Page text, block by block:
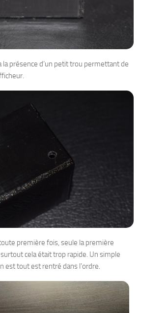
la présence d’un petit trou permettant de
première fois, seule la première
cela était trop rapide. Un simple
est tout est rentré dans l’ordre.